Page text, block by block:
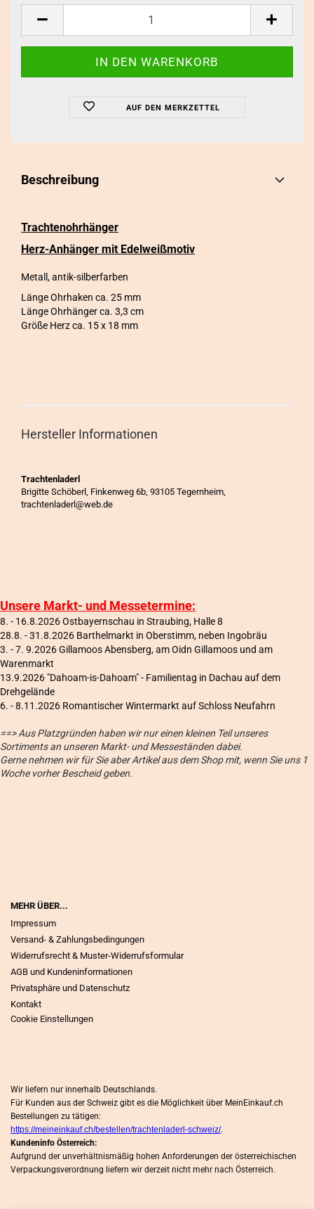
AUF DEN MERKZETTEL
Beschreibung
Trachtenohrhänger
Herz-Anhänger mit Edelweißmotiv
Metall, antik-silberfarben
Länge Ohrhaken ca. 25 mm
Länge Ohrhänger ca. 3,3 cm
Größe Herz ca. 15 x 18 mm
Hersteller Informationen
Trachtenladerl
Brigitte Schöberl, Finkenweg 6b, 93105 Tegernheim,
trachtenladerl@web.de
Unsere Markt- und Messetermine:
8. - 16.8.2026 Ostbayernschau in Straubing, Halle 8
28.8. - 31.8.2026 Barthelmarkt in Oberstimm, neben Ingobräu
3. - 7. 9.2026 Gillamoos Abensberg, am Oidn Gillamoos und am
Warenmarkt
13.9.2026 "Dahoam-is-Dahoam" - Familientag in Dachau auf dem
Drehgelände
6. - 8.11.2026 Romantischer Wintermarkt auf Schloss Neufahrn
==> Aus Platzgründen haben wir nur einen kleinen Teil unseres
Sortiments an unseren Markt- und Messeständen dabei.
Gerne nehmen wir für Sie aber Artikel aus dem Shop mit, wenn Sie uns 1
Woche vorher Bescheid geben.
MEHR ÜBER...
Impressum
Versand- & Zahlungsbedingungen
Widerrufsrecht & Muster-Widerrufsformular
AGB und Kundeninformationen
Privatsphäre und Datenschutz
Kontakt
Cookie Einstellungen
Wir liefern nur innerhalb Deutschlands.
Für Kunden aus der Schweiz gibt es die Möglichkeit über MeinEinkauf.ch
Bestellungen zu tätigen:
https://meineinkauf.ch/bestellen/trachtenladerl-schweiz/.
Kundeninfo Österreich:
Aufgrund der unverhältnismäßig hohen Anforderungen der österreichischen
Verpackungsverordnung liefern wir derzeit nicht mehr nach Österreich.